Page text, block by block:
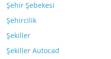
Şehir Şebekesi
Şehircilik
Şekiller
Şekiller Autocad